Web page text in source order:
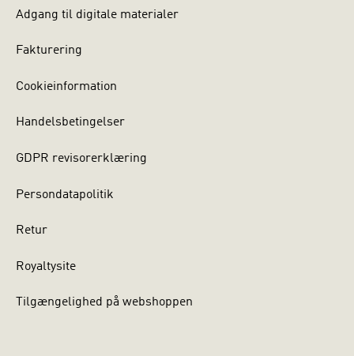
Adgang til digitale materialer
Fakturering
Cookieinformation
Handelsbetingelser
GDPR revisorerklæring
Persondatapolitik
Retur
Royaltysite
Tilgængelighed på webshoppen